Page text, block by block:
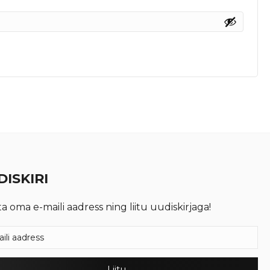
oma e-maili aadress ning liitu uudiskirjaga!